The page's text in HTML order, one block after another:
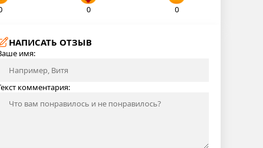
0 0
НАПИСАТЬ ОТЗЫВ
имя:
комментария: